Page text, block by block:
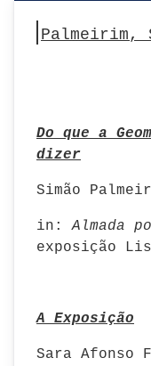
Palmeirim,
Do que a
dizer
Simão
in: Almada
exposição
A Exposição
Sara